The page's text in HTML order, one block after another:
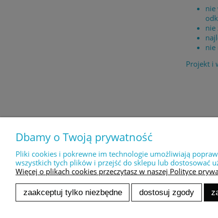
nie
nie
nie
Projekt i
Zwroty i reklamacje
Uszkodzona przesyłka?
Regulamin
Ustawienia konta
Przechowalnia
Dbamy o Twoją prywatność
Pliki cookies i pokrewne im technologie umożliwiają
wszystkich tych plików i przejść do sklepu lub dostosować
Więcej o plikach cookies przeczytasz w naszej Polityce
zaakceptuj tylko niezbędne dostosuj zgody